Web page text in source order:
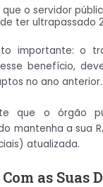
que o servidor
ter ultrapassado
importante: o
benefício,
no ano anterior.
que o órgão
mantenha a sua
atualizada.
as Suas